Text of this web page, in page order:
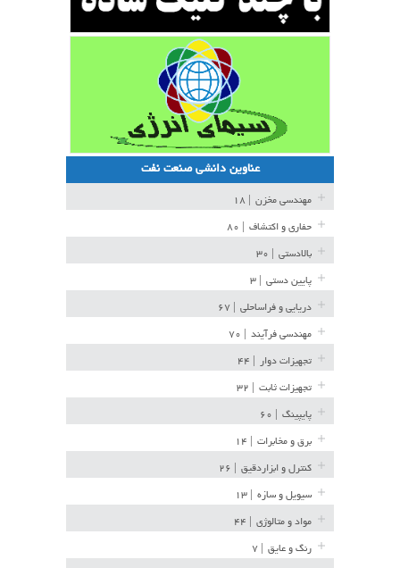
عناوین دانشی صنعت نفت
مهندسی مخزن
حفاری و اکتشاف
بالادستی
پایین دستی
دریایی و فراساحلی
مهندسی فرآیند
تجهیزات دوار
تجهیزات ثابت
پایپینگ
برق و مخابرات
کنترل و ابزاردقیق
سیویل و سازه
مواد و متالوژی
رنگ و عایق